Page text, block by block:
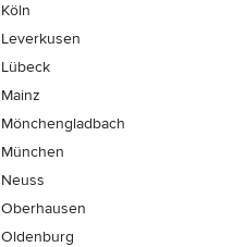
Köln
Leverkusen
Lübeck
Mainz
Mönchen­gladbach
München
Neuss
Oberhausen
Oldenburg